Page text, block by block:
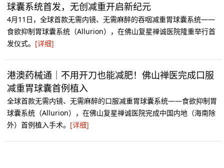
球囊系统首发，无创减重开启新纪元
4月11日，全球首款无需内镜、无需麻醉的吞咽减重胃球囊系统——
食欲抑制胃球囊系统（Allurion），在佛山复星禅诚医院隆重举行首
发仪式。 [详细]
港澳药械通｜不用开刀也能减肥！佛山禅医完成口服
减重胃球囊首例植入
全球首款无需内镜、无需麻醉的口服减重胃球囊系统——食欲抑制胃
球囊系统（Allurion），在佛山复星禅诚医院完成中国内地（海南除
外）首例植入手术。 [详细]